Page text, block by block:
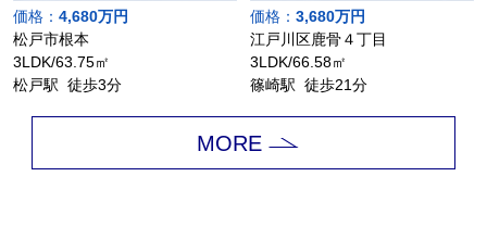
価格： 4,680万円
松戸市根本
3LDK/63.75㎡
松戸駅 徒歩3分
価格： 3,680万円
江戸川区鹿骨４丁目
3LDK/66.58㎡
篠崎駅 徒歩21分
MORE